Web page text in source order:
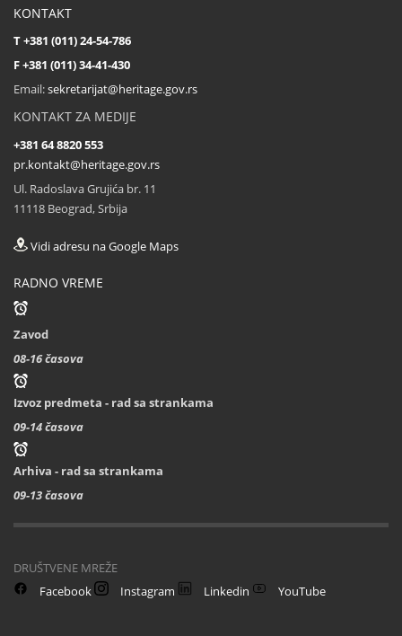
Sastanak partnera na projektu CultHeRit u
...
KONTAKT
T +381 (011) 24-54-786
F +381 (011) 34-41-430
Email:sekretarijat@heritage.gov.rs
KONTAKT ZA MEDIJE
+381 64 8820 553
pr.kontakt@heritage.gov.rs
Ul. Radoslava Grujića br. 11
11118 Beograd, Srbija
Vidi adresu na Google Maps
RADNO VREME
Zavod
08-16 časova
Izvoz predmeta - rad sa strankama
09-14 časova
Arhiva - rad sa strankama
09-13 časova
DRUŠTVENE MREŽE
Facebook
Instagram Linkedin YouTube